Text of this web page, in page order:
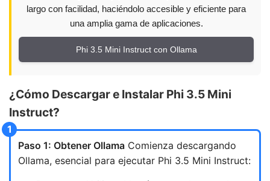
largo con facilidad, haciéndolo accesible y eficiente para
una amplia gama de aplicaciones.
Phi 3.5 Mini Instruct con Ollama
¿Cómo Descargar e Instalar Phi 3.5 Mini
Instruct?
Paso 1: Obtener Ollama Comienza descargando
Ollama, esencial para ejecutar Phi 3.5 Mini Instruct: